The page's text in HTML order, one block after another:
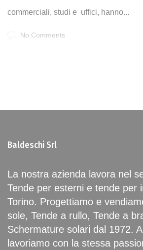
commerciali, studi e uffici, hanno...
No Comments
Baldeschi Srl
La nostra azienda lavora nel
Tende per esterni e tende per
Torino. Progettiamo e
sole, Tende a rullo, Tende a
Schermature solari dal 1972.
lavoriamo con la stessa